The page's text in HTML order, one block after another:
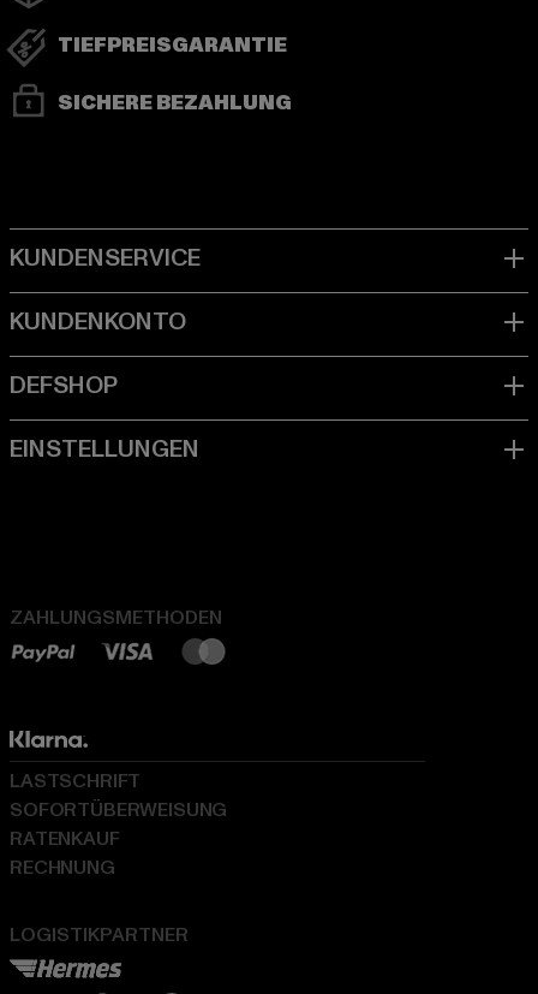
TIEFPREISGARANTIE
SICHERE BEZAHLUNG
ZAHLUNGSMETHODEN
LOGISTIKPARTNER
LASTSCHRIFT
SOFORTÜBERWEISUNG
RATENKAUF
RECHNUNG